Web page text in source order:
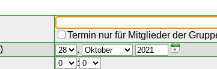
Termin nur für Mitglieder der
)
.
: